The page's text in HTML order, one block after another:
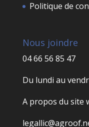
Politique de
Nous joindre
04 66 56 85 47
Du lundi au
A propos du site